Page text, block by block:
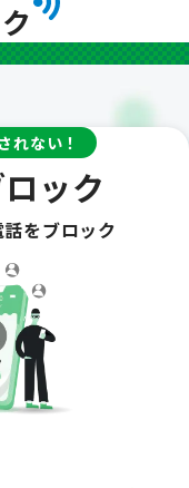
れない！
ック
をブロック